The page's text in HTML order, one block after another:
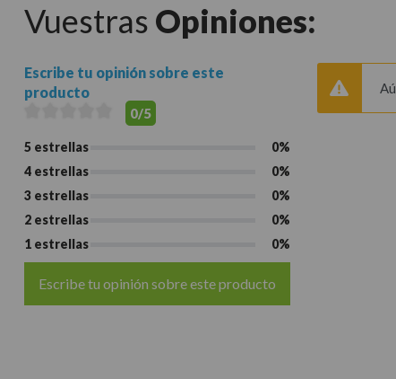
Vuestras Opiniones:
Escribe tu opinión sobre este
producto
0/5
5 estrellas
0%
4 estrellas
0%
3 estrellas
0%
2 estrellas
0%
1 estrellas
0%
Escribe tu opinión sobre este producto